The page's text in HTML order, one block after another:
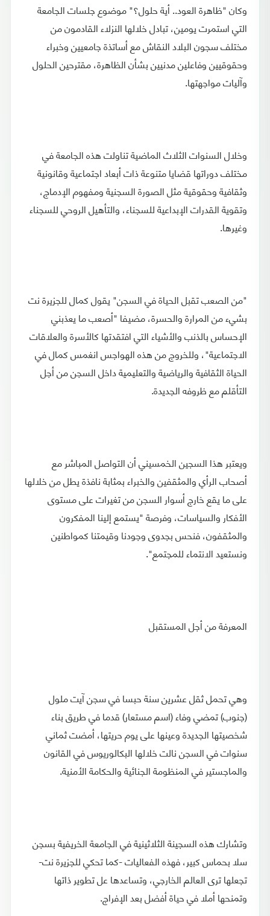
وكان "ظاهرة العود.. أية حلول؟" موضوع جلسات الجامعة
التي استمرت يومين، تبادل خلالها النزلاء القادمون من
مختلف سجون البلاد النقاش مع أساتذة جامعيين وخبراء
وحقوقيين وفاعلين مدنيين بشأن الظاهرة، مقترحين الحلول
وآليات مواجهتها.
وخلال السنوات الثلاث الماضية تناولت هذه الجامعة في
مختلف دوراتها قضايا متنوعة ذات أبعاد اجتماعية وقانونية
وثقافية وحقوقية مثل الصورة السجنية ومفهوم الإدماج،
وتقوية القدرات الإبداعية للسجناء، والتأهيل الروحي للسجناء
وغيرها.
"من الصعب تقبل الحياة في السجن" يقول كمال للجزيرة نت
بشيء من المرارة والحسرة، مضيفا "أصعب ما يعذبني
الإحساس بالذنب والأشياء التي افتقدتها كالأسرة والعلاقات
الاجتماعية"، وللخروج من هذه الهواجس انغمس كمال في
الحياة الثقافية والرياضية والتعليمية داخل السجن من أجل
التأقلم مع ظروفه الجديدة.
ويعتبر هذا السجين الخمسيني أن التواصل المباشر مع
أصحاب الرأي والمثقفين والخبراء بمثابة نافذة يطل من خلالها
على ما يقع خارج أسوار السجن من تغيرات على مستوى
الأفكار والسياسات، وفرصة "يستمع إلينا المفكرون
والمثقفون، فنحس بجدوى وجودنا وقيمتنا كمواطنين
ونستعيد الانتماء للمجتمع".
المعرفة من أجل المستقبل
وهي تحمل ثقل عشرين سنة حبسا في سجن آيت ملول
(جنوب) تمضي وفاء (اسم مستعار) قدما في طريق بناء
شخصيتها الجديدة وعينها على يوم حريتها، أمضت ثماني
سنوات في السجن نالت خلالها البكالوريوس في القانون
والماجستير في المنظومة الجنائية والحكامة الأمنية.
وتشارك هذه السجينة الثلاثينية في الجامعة الخريفية بسجن
سلا بحماس كبير، فهذه الفعاليات -كما تحكي للجزيرة نت-
تجعلها ترى العالم الخارجي، وتساعدها عل تطوير ذاتها
وتمنحها أملا في حياة أفضل بعد الإفراج.